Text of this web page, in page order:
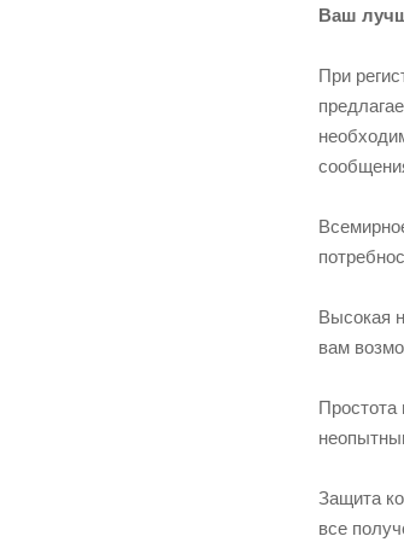
Ваш
При
Высокая
вам
Защита
все